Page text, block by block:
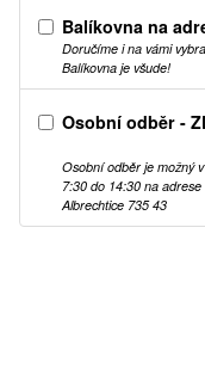
Balíkovna na
Doručíme i na vámi
Balíkovna je všude!
Osobní odběr -
Osobní odběr je možný
7:30 do 14:30 na adrese
Albrechtice 735 43